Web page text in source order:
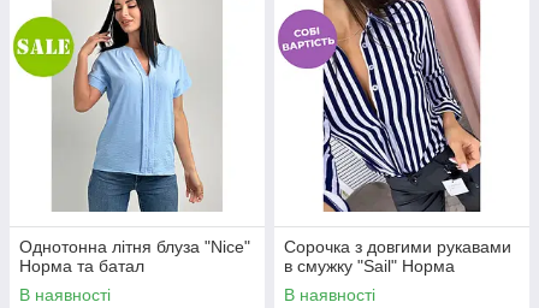
Однотонна літня блуза "Nice"
Норма та батал
В наявності
Сорочка з довгими рукавами
в смужку "Sail" Норма
В наявності